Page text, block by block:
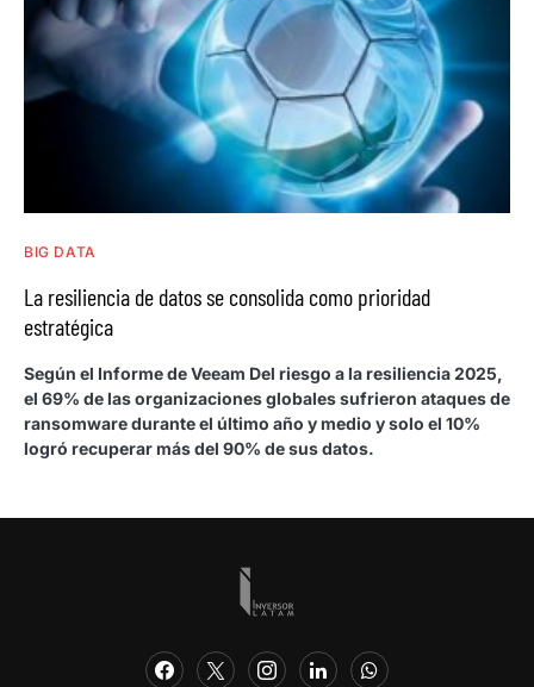
BIG DATA
La resiliencia de datos se consolida como prioridad
estratégica
Según el Informe de Veeam Del riesgo a la resiliencia 2025,
el 69% de las organizaciones globales sufrieron ataques de
ransomware durante el último año y medio y solo el 10%
logró recuperar más del 90% de sus datos.